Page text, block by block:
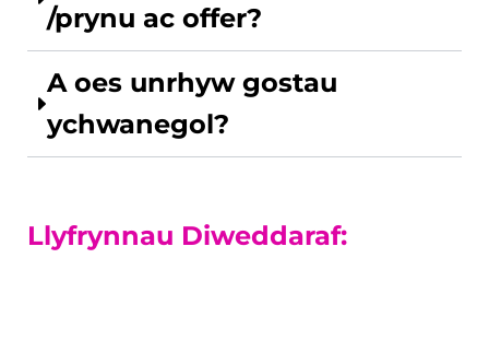
/prynu ac offer?
A oes unrhyw gostau
ychwanegol?
Llyfrynnau Diweddaraf: